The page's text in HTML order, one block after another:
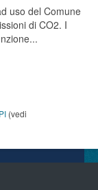
uso del Comune
di CO2. I
(vedi